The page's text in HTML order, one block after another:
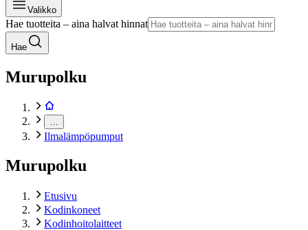
Valikko
Hae tuotteita – aina halvat hinnat
Hae
Murupolku
Ilmalämpöpumput
Murupolku
Etusivu
Kodinkoneet
Kodinhoitolaitteet